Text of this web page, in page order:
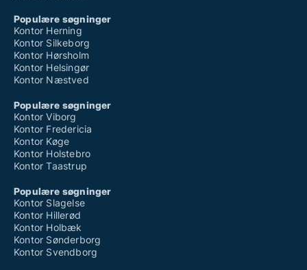
Populære søgninger
Kontor Herning
Kontor Silkeborg
Kontor Hørsholm
Kontor Helsingør
Kontor Næstved
Populære søgninger
Kontor Viborg
Kontor Fredericia
Kontor Køge
Kontor Holstebro
Kontor Taastrup
Populære søgninger
Kontor Slagelse
Kontor Hillerød
Kontor Holbæk
Kontor Sønderborg
Kontor Svendborg